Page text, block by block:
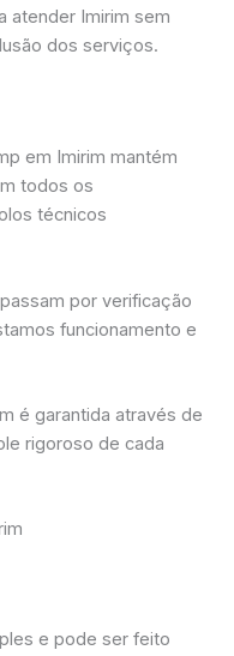
atender Imirim sem
dos serviços.
em Imirim mantém
todos os
técnicos
por verificação
funcionamento e
é garantida através de
rigoroso de cada
e pode ser feito